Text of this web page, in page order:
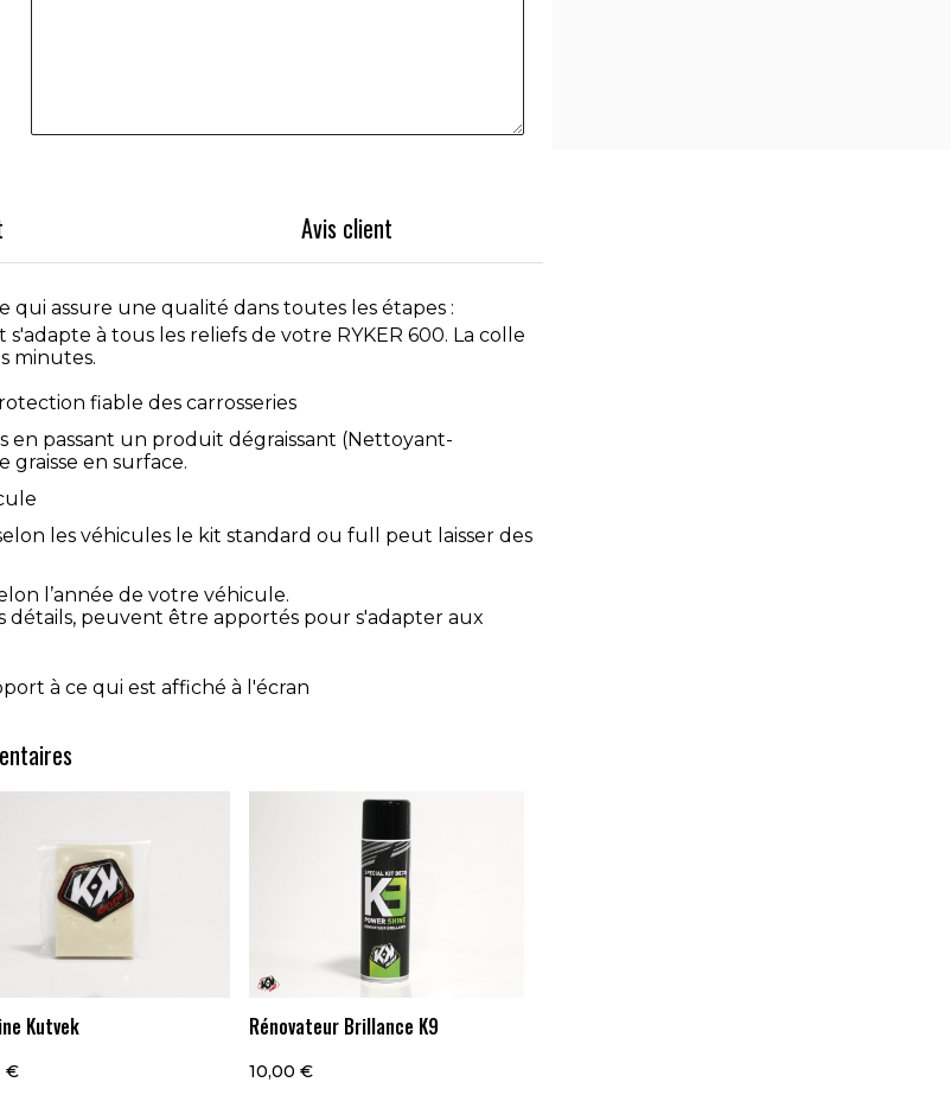
Avis client
qui assure une qualité dans toutes les étapes :
à tous les reliefs de votre RYKER 600. La colle
minutes.
fiable des carrosseries
en passant un produit dégraissant (Nettoyant-
graisse en surface.
les véhicules le kit standard ou full peut laisser des
l’année de votre véhicule.
détails, peuvent être apportés pour s'adapter aux
à ce qui est affiché à l'écran
Kutvek
€
Rénovateur Brillance K9
10,00 €